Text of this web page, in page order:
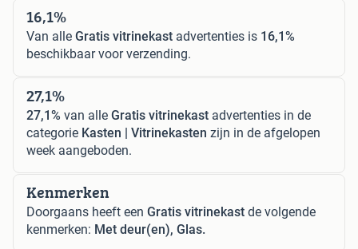
16,1%
Van alle Gratis vitrinekast advertenties is 16,1%
beschikbaar voor verzending.
27,1%
27,1% van alle Gratis vitrinekast advertenties in de
categorie Kasten | Vitrinekasten zijn in de afgelopen
week aangeboden.
Kenmerken
Doorgaans heeft een Gratis vitrinekast de volgende
kenmerken: Met deur(en), Glas.